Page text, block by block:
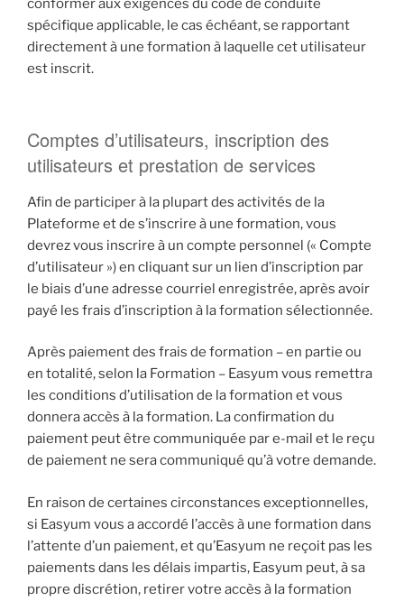
conformer aux exigences du code de conduite
spécifique applicable, le cas échéant, se rapportant
directement à une formation à laquelle cet utilisateur
est inscrit.
Comptes d’utilisateurs, inscription des
utilisateurs et prestation de services
Afin de participer à la plupart des activités de la
Plateforme et de s’inscrire à une formation, vous
devrez vous inscrire à un compte personnel (« Compte
d’utilisateur ») en cliquant sur un lien d’inscription par
le biais d’une adresse courriel enregistrée, après avoir
payé les frais d’inscription à la formation sélectionnée.
Après paiement des frais de formation – en partie ou
en totalité, selon la Formation – Easyum vous remettra
les conditions d’utilisation de la formation et vous
donnera accès à la formation. La confirmation du
paiement peut être communiquée par e-mail et le reçu
de paiement ne sera communiqué qu’à votre demande.
En raison de certaines circonstances exceptionnelles,
si Easyum vous a accordé l’accès à une formation dans
l’attente d’un paiement, et qu’Easyum ne reçoit pas les
paiements dans les délais impartis, Easyum peut, à sa
propre discrétion, retirer votre accès à la formation